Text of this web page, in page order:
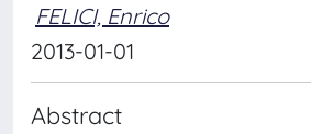
FELICI, Enrico
2013-01-01
Abstract